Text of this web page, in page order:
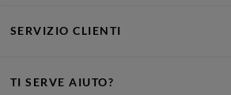
SERVIZIO CLIENTI
TI SERVE AIUTO?